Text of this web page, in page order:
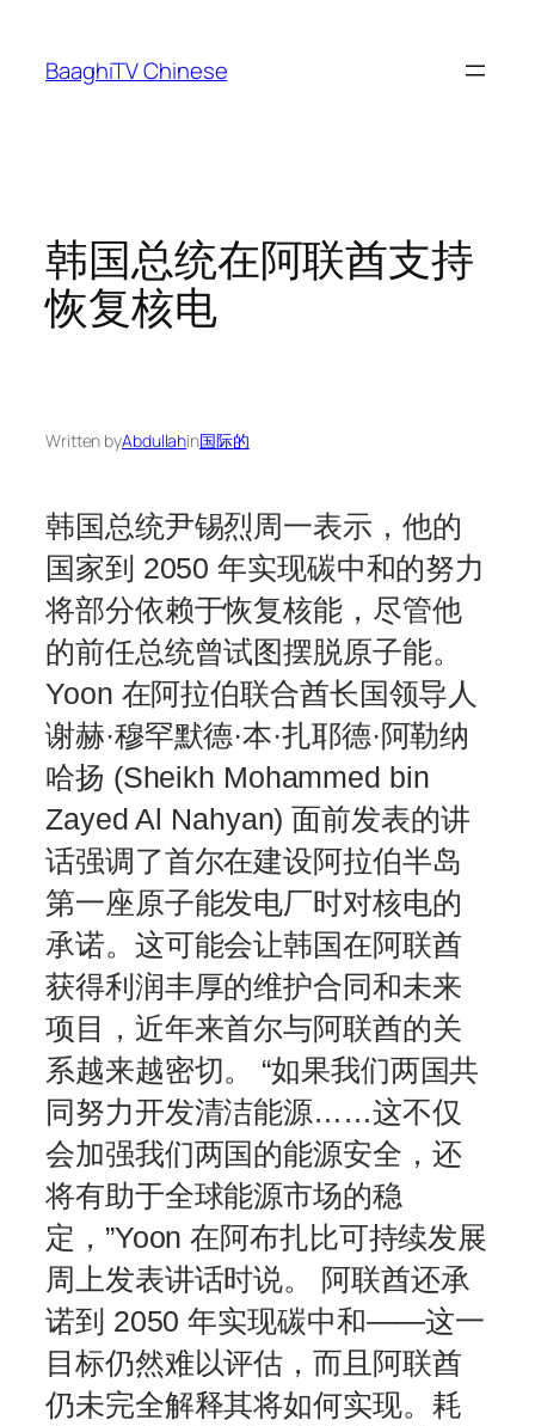
content
BaaghiTV Chinese
韩国总统在阿联酋支持
恢复核电
Written byAbdullahin国际的
韩国总统尹锡烈周一表示，他的
国家到 2050 年实现碳中和的努力
将部分依赖于恢复核能，尽管他
的前任总统曾试图摆脱原子能。
Yoon 在阿拉伯联合酋长国领导人
谢赫·穆罕默德·本·扎耶德·阿勒纳
哈扬 (Sheikh Mohammed bin
Zayed Al Nahyan) 面前发表的讲
话强调了首尔在建设阿拉伯半岛
第一座原子能发电厂时对核电的
承诺。这可能会让韩国在阿联酋
获得利润丰厚的维护合同和未来
项目，近年来首尔与阿联酋的关
系越来越密切。 “如果我们两国共
同努力开发清洁能源……这不仅
会加强我们两国的能源安全，还
将有助于全球能源市场的稳
定，”Yoon 在阿布扎比可持续发展
周上发表讲话时说。 阿联酋还承
诺到 2050 年实现碳中和——这一
目标仍然难以评估，而且阿联酋
仍未完全解释其将如何实现。耗